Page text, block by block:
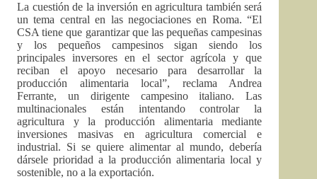
La cuestión de la inversión en agricultura también será
un tema central en las negociaciones en Roma. “El
CSA tiene que garantizar que las pequeñas campesinas
y los pequeños campesinos sigan siendo los
principales inversores en el sector agrícola y que
reciban el apoyo necesario para desarrollar la
producción alimentaria local”, reclama Andrea
Ferrante, un dirigente campesino italiano. Las
multinacionales están intentando controlar la
agricultura y la producción alimentaria mediante
inversiones masivas en agricultura comercial e
industrial. Si se quiere alimentar al mundo, debería
dársele prioridad a la producción alimentaria local y
sostenible, no a la exportación.